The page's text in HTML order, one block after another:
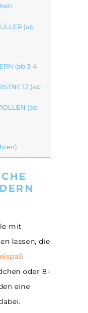
(ab
(ab 3-4
(ab
(ab
mit
lassen, die
oder 8-
eine